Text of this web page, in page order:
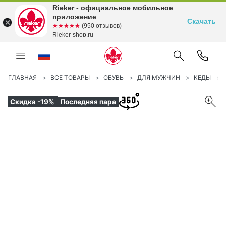
ГЛАВНАЯ ВСЕ ТОВАРЫ ОБУВЬ ДЛЯ МУЖЧИН КЕДЫ
Скидка -19% Последняя пара
Rieker - официальное мобильное
приложение
☆☆☆☆☆
★★★★★ (950 отзывов)
Rieker-shop.ru
Скачать